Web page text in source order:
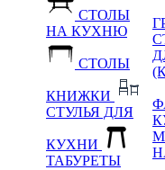
СТОЛЫ
НА КУХНЮ
СТОЛЫ
КНИЖКИ
СТУЛЬЯ ДЛЯ
КУХНИ
ТАБУРЕТЫ